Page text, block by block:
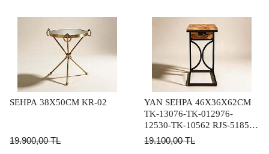
SEHPA 38X50CM KR-02
19.900,00TL
YAN SEHPA 46X36X62CM
TK-13076-TK-012976-
12530-TK-10562 RJS-51858-
12365
19.100,00TL